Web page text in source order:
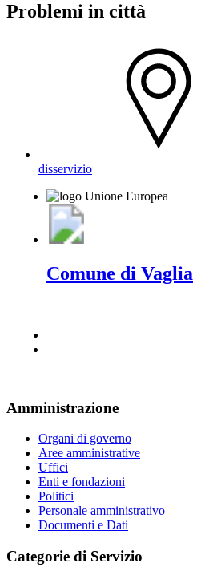
Problemi in città
disservizio
Comune di Vaglia
Amministrazione
Organi di governo
Aree amministrative
Uffici
Enti e fondazioni
Politici
Personale amministrativo
Documenti e Dati
Categorie di Servizio